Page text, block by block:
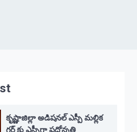
కృష్ణాజిల్లా అడిషనల్ ఎస్పీ మల్లిక
గర్గ్ కు ఎస్పీగా పదోన్నతి